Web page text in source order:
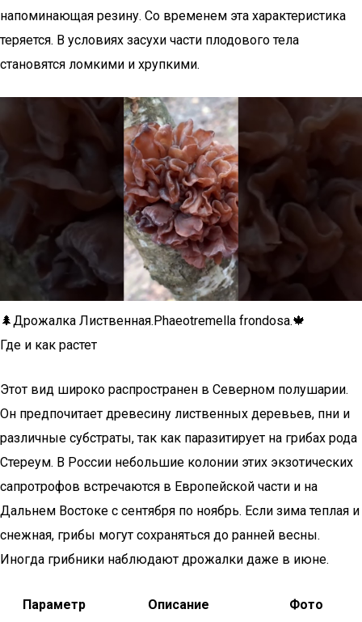
напоминающая резину. Со временем эта характеристика
теряется. В условиях засухи части плодового тела
становятся ломкими и хрупкими.
🌲Дрожалка Лиственная.Phaeotremella frondosa.🍁
Где и как растет
Этот вид широко распространен в Северном полушарии.
Он предпочитает древесину лиственных деревьев, пни и
различные субстраты, так как паразитирует на грибах рода
Стереум. В России небольшие колонии этих экзотических
сапротрофов встречаются в Европейской части и на
Дальнем Востоке с сентября по ноябрь. Если зима теплая и
снежная, грибы могут сохраняться до ранней весны.
Иногда грибники наблюдают дрожалки даже в июне.
Параметр Описание
Фото